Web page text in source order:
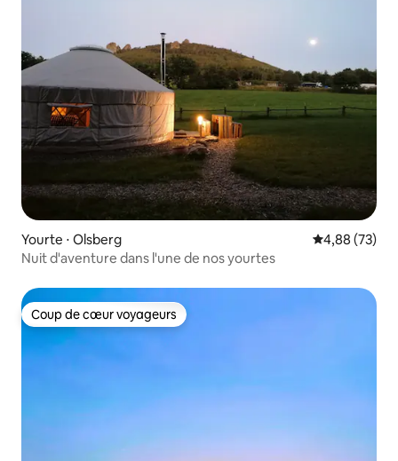
Yourte ⋅ Olsberg Évaluation
4,88 (73)
Nuit d'aventure dans l'une de nos yourtes
Coup de cœur voyageurs
Coup de cœur voyageurs